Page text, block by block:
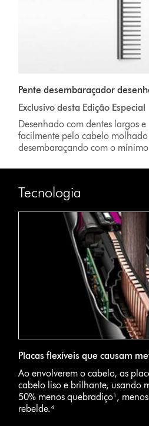
Pente desembaraçador
Exclusivo desta Edição Especial
Desenhado com dentes largos
facilmente pelo cabelo molhado
desembaraçando com o
Tecnologia
Placas flexíveis que causam
Ao envolverem o cabelo, as
cabelo liso e brilhante, usando
50% menos quebradiço¹,
rebelde.⁴